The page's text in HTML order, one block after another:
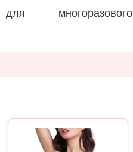
многоразового